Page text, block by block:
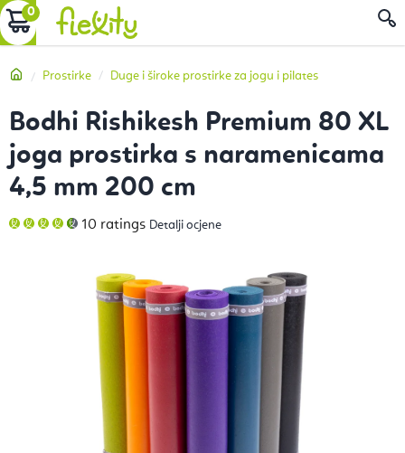
Preskoči
na
KOŠARICA
Početna
Prostirke Duge i široke prostirke za jogu i pilates
Bodhi Rishikesh Premium 80 XL
joga prostirka s naramenicama
4,5 mm 200 cm
Prosječna
ocjena
od
zvjezdica.
10 ratings Detalji ocjene